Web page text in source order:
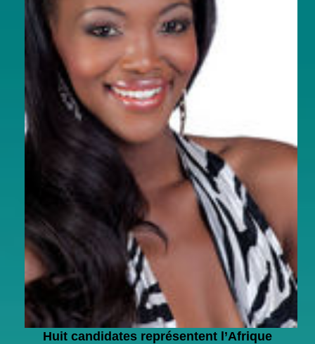
Huit candidates représentent l’Afrique